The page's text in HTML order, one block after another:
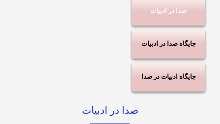
صدا در ادبیات
جایگاه صدا در ادبیات
جایگاه ادبیات در صدا
صدا در ادبیات